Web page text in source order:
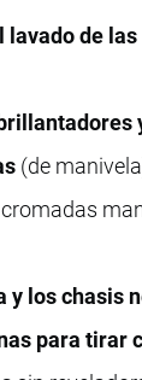
lavado de
(de
y los chasis
para tirar